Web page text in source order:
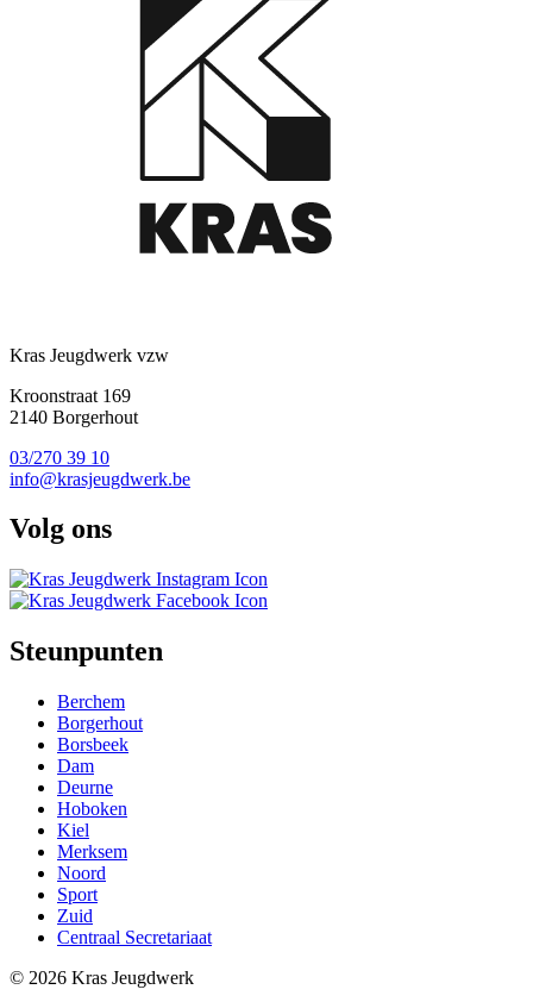
Kras Jeugdwerk vzw
Kroonstraat 169
2140 Borgerhout
03/270 39 10
info@krasjeugdwerk.be
Volg ons
Steunpunten
Main
navigation
Footer
Berchem
Borgerhout
Borsbeek
Dam
Deurne
Hoboken
Kiel
Merksem
Noord
Sport
Zuid
Centraal Secretariaat
© 2026 Kras Jeugdwerk